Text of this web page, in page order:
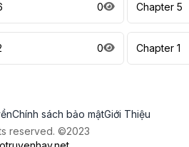
0 Chapter 5
0 Chapter 1
Chính sách bảo mậtGiới Thiệu
reserved. ©2023